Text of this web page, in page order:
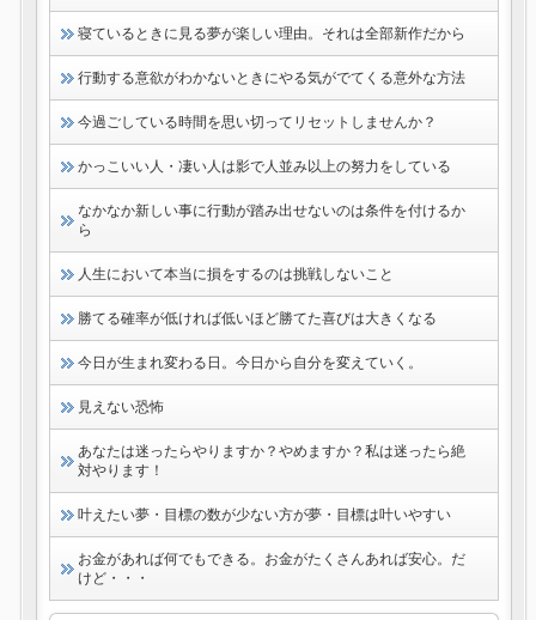
寝ているときに見る夢が楽しい理由。それは全部新作だから
行動する意欲がわかないときにやる気がでてくる意外な方法
今過ごしている時間を思い切ってリセットしませんか？
かっこいい人・凄い人は影で人並み以上の努力をしている
なかなか新しい事に行動が踏み出せないのは条件を付けるか
ら
人生において本当に損をするのは挑戦しないこと
勝てる確率が低ければ低いほど勝てた喜びは大きくなる
今日が生まれ変わる日。今日から自分を変えていく。
見えない恐怖
あなたは迷ったらやりますか？やめますか？私は迷ったら絶
対やります！
叶えたい夢・目標の数が少ない方が夢・目標は叶いやすい
お金があれば何でもできる。お金がたくさんあれば安心。だ
けど・・・